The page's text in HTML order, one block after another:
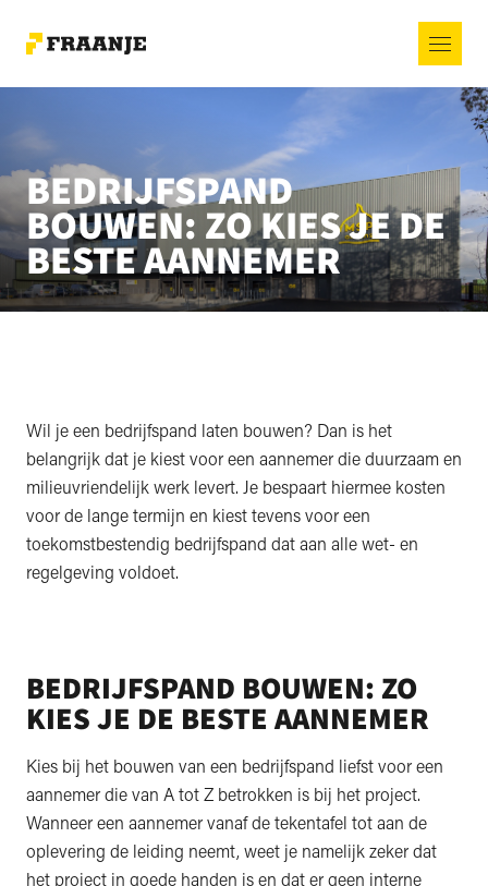
BEDRIJFSPAND
BOUWEN: ZO KIES JE DE
BESTE AANNEMER
Wil je een bedrijfspand laten bouwen? Dan is het
belangrijk dat je kiest voor een aannemer die duurzaam en
milieuvriendelijk werk levert. Je bespaart hiermee kosten
voor de lange termijn en kiest tevens voor een
toekomstbestendig bedrijfspand dat aan alle wet- en
regelgeving voldoet.
BEDRIJFSPAND BOUWEN: ZO
KIES JE DE BESTE AANNEMER
Kies bij het bouwen van een bedrijfspand liefst voor een
aannemer die van A tot Z betrokken is bij het project.
Wanneer een aannemer vanaf de tekentafel tot aan de
oplevering de leiding neemt, weet je namelijk zeker dat
het project in goede handen is en dat er geen interne